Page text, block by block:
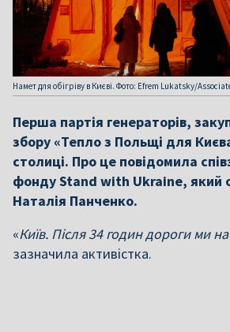
Намет для обігріву в Києві. Фото: Efrem Lukatsky/
Перша партія генераторів,
збору «Тепло з Польщі для
столиці. Про це повідомила
фонду Stand with Ukraine, який
Наталія Панченко.
«Київ. Після 34 годин дороги ми на
зазначила активістка.